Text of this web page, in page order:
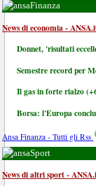
Finanza
News di economia -
Donnet, 'risultati
Semestre record per
Il gas in forte rialzo
Borsa: l'Europa
Ansa Finanza - Tutti gli Rss
Sport
News di altri sport -